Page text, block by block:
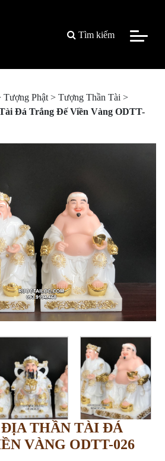
Tìm kiếm
Tượng Phật > Tượng Thần Tài >
Đá Trắng Đế Viền Vàng ODTT-
THẦN TÀI ĐÁ
VÀNG ODTT-026